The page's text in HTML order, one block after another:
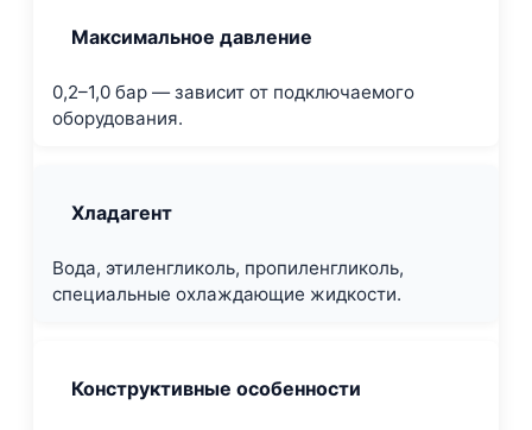
Максимальное давление
0,2–1,0 бар — зависит от подключаемого
оборудования.
Хладагент
Вода, этиленгликоль, пропиленгликоль,
специальные охлаждающие жидкости.
Конструктивные особенности